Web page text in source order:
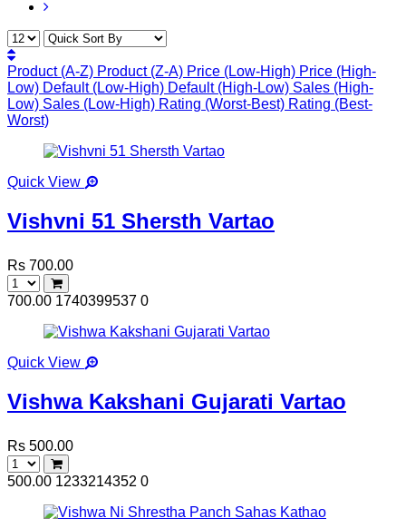
Product (A-Z) Product (Z-A) Price (Low-High) Price (High-
Low) Default (Low-High) Default (High-Low) Sales (High-
Low) Sales (Low-High) Rating (Worst-Best) Rating (Best-
Worst)
Quick View
Vishvni 51 Shersth Vartao
Rs 700.00
700.00 1740399537 0
Quick View
Vishwa Kakshani Gujarati Vartao
Rs 500.00
500.00 1233214352 0